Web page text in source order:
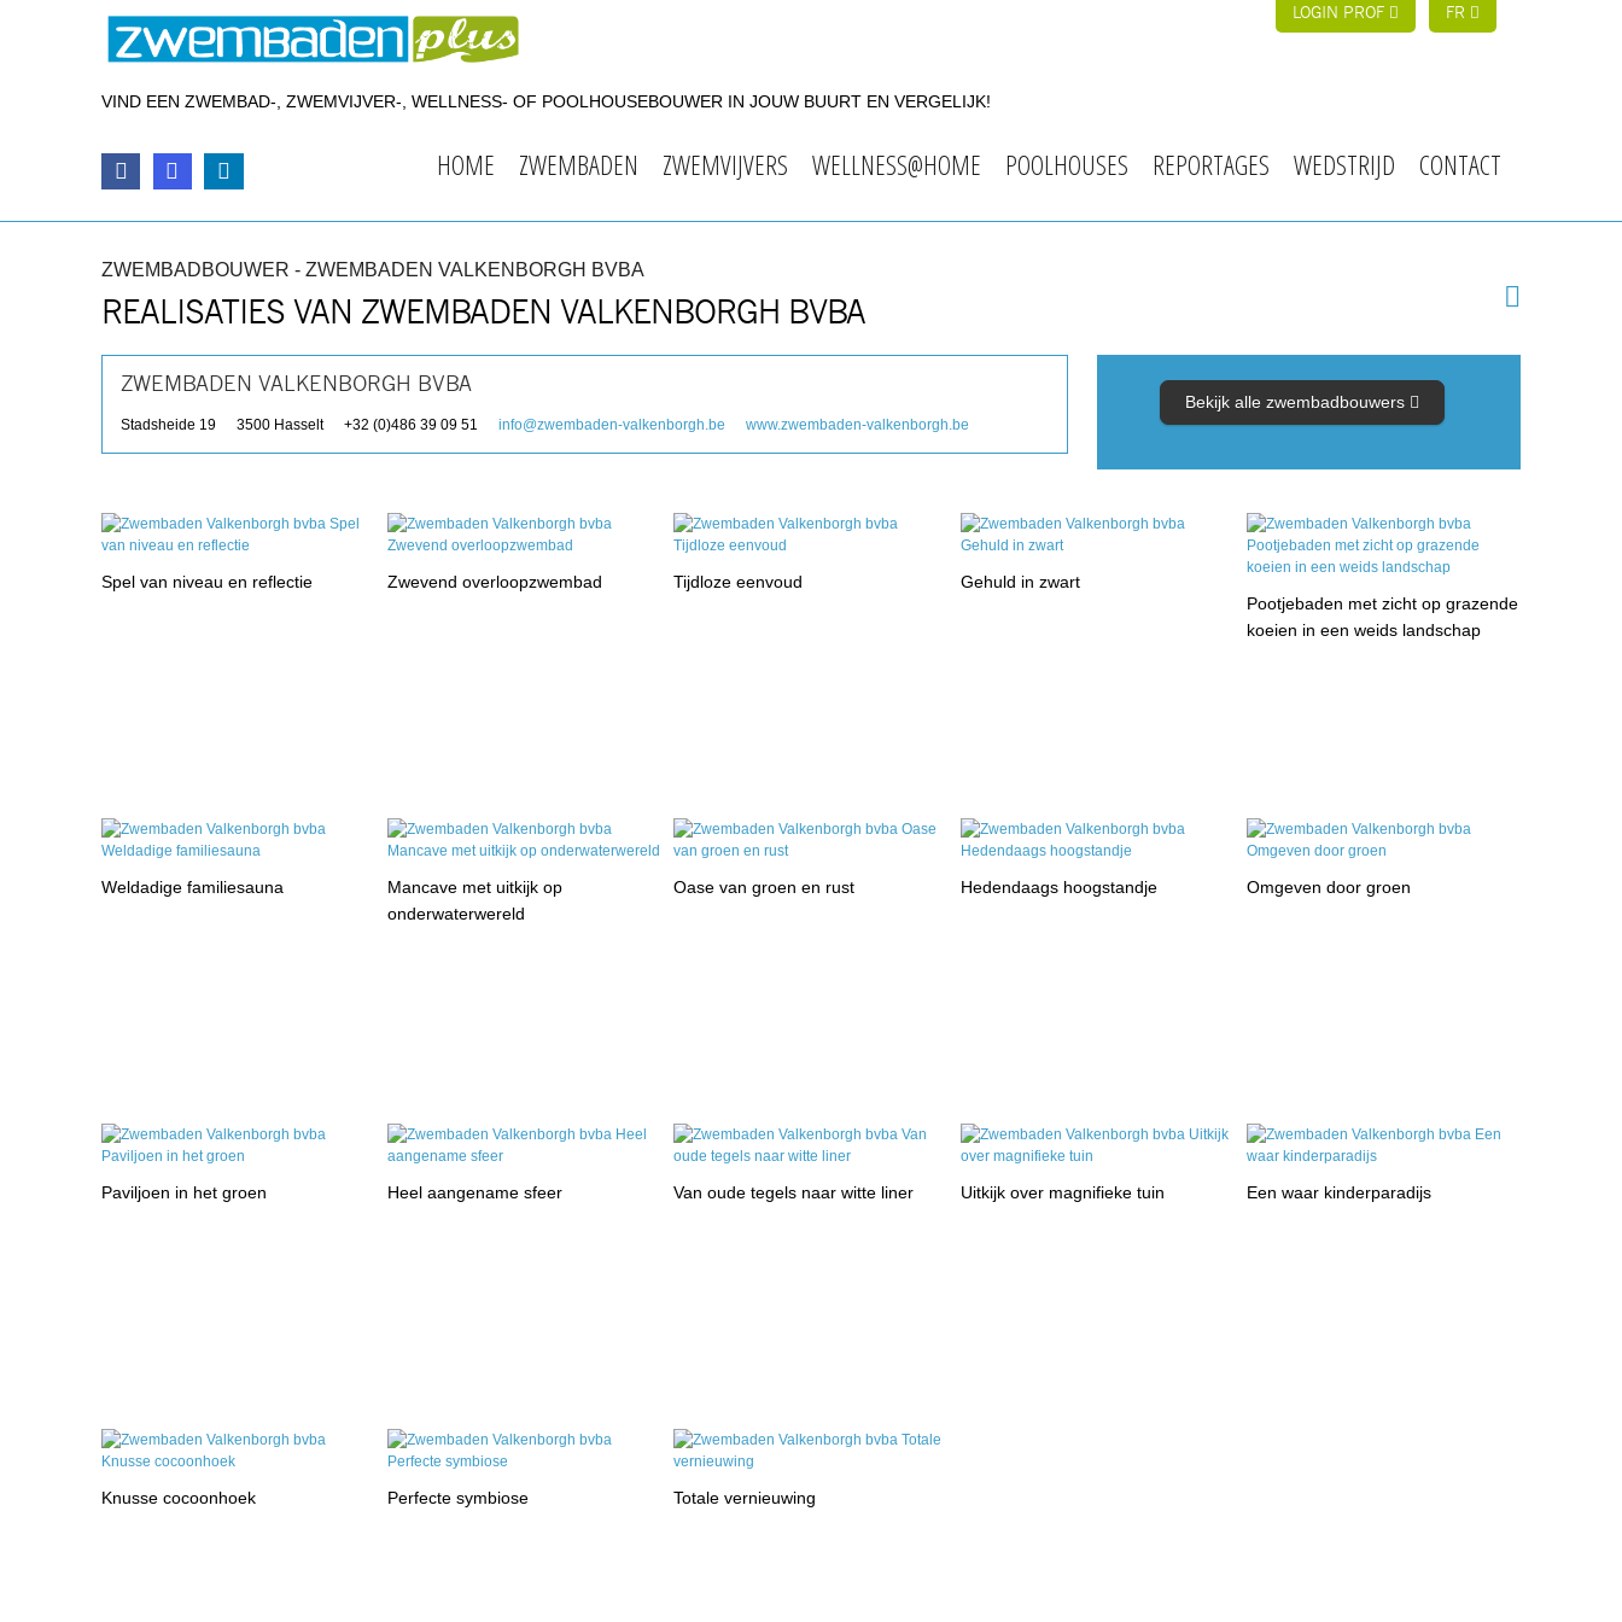
LOGIN PROF FR
VIND EEN ZWEMBAD-, ZWEMVIJVER-, WELLNESS- OF POOLHOUSEBOUWER IN JOUW BUURT EN VERGELIJK!
HOME ZWEMBADEN ZWEMVIJVERS WELLNESS@HOME POOLHOUSES REPORTAGES WEDSTRIJD CONTACT
ZWEMBADBOUWER - ZWEMBADEN VALKENBORGH BVBA
REALISATIES VAN ZWEMBADEN VALKENBORGH BVBA
ZWEMBADEN VALKENBORGH BVBA
Stadsheide 19 3500 Hasselt +32 (0)486 39 09 51 info@zwembaden-valkenborgh.be www.zwembaden-valkenborgh.be
Bekijk alle zwembadbouwers
Spel van niveau en reflectie Zwevend overloopzwembad Tijdloze eenvoud
Gehuld in zwart
Pootjebaden met zicht op grazende
koeien in een weids landschap
Weldadige familiesauna
Mancave met uitkijk op
onderwaterwereld
Oase van groen en rust Hedendaags hoogstandje Omgeven door groen
Paviljoen in het groen Heel aangename sfeer Van oude tegels naar witte liner Uitkijk over magnifieke tuin Een waar kinderparadijs
Knusse cocoonhoek Perfecte symbiose Totale vernieuwing